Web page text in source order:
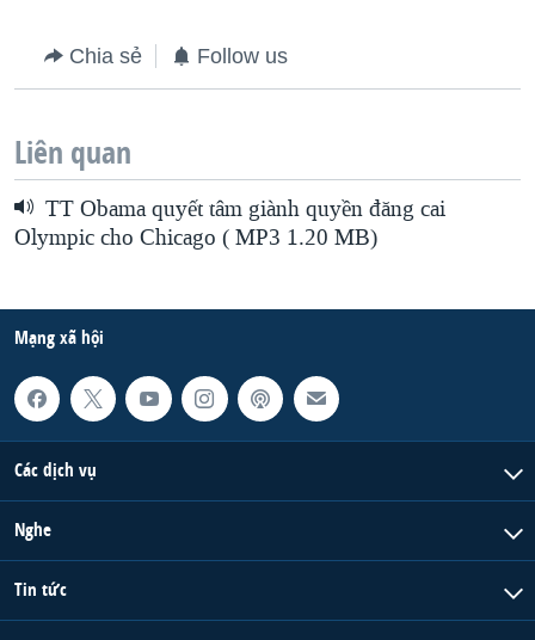
Chia sẻ Follow us
Liên quan
TT Obama quyết tâm giành quyền đăng cai
Olympic cho Chicago ( MP3 1.20 MB)
Mạng xã hội
Các dịch vụ
Nghe
Tin tức